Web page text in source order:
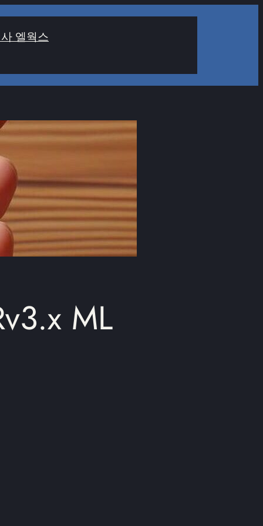
엘웍스
ML